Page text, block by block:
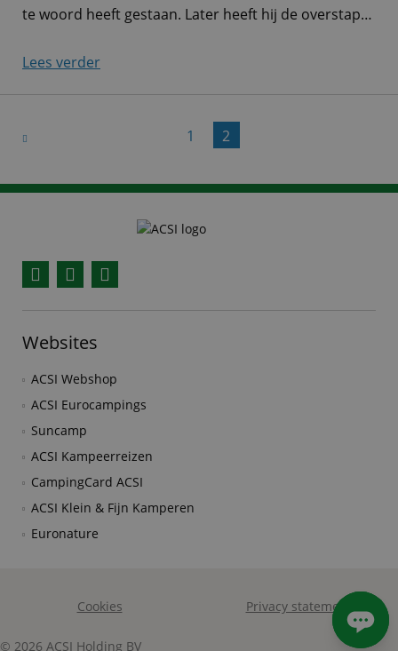
te woord heeft gestaan. Later heeft hij de overstap
Head of Sales Frankrijk verantwoordelijk voor de
Lees verder
1 2
Websites
ACSI Webshop
ACSI Eurocampings
Suncamp
ACSI Kampeerreizen
CampingCard ACSI
ACSI Klein & Fijn Kamperen
Euronature
Cookies Privacy statement
© 2026 ACSI Holding BV